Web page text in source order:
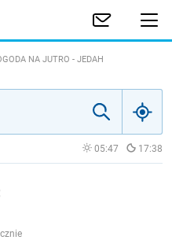
NA JUTRO - JEDAH
05:47 17:38